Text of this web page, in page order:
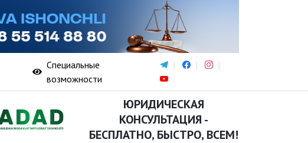
Специальные
возможности
ЮРИДИЧЕСКАЯ
КОНСУЛЬТАЦИЯ -
БЕСПЛАТНО, БЫСТРО, ВСЕМ!